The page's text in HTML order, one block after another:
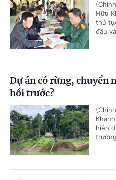
Hữu
thủ
đầu
Dự án có rừng, chuyển
hồi trước?
hiện